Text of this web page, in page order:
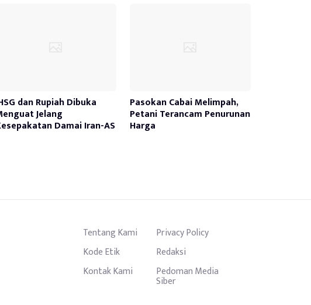
dan Rupiah Dibuka
Jelang
Damai Iran-AS
Pasokan Cabai Melimpah,
Petani Terancam Penurunan
Harga
Tentang Kami
Privacy Policy
Kode Etik
Redaksi
Kontak Kami
Pedoman Media
Siber